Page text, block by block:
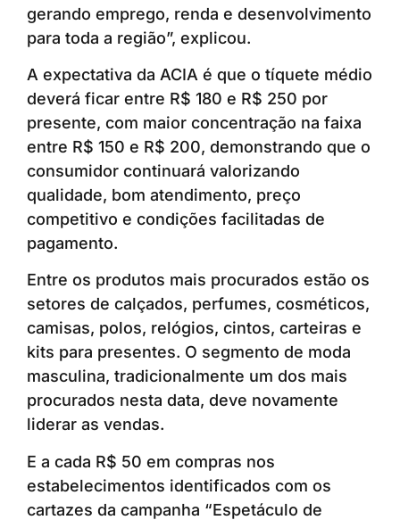
gerando emprego, renda e desenvolvimento
para toda a região”, explicou.
A expectativa da ACIA é que o tíquete médio
deverá ficar entre R$ 180 e R$ 250 por
presente, com maior concentração na faixa
entre R$ 150 e R$ 200, demonstrando que o
consumidor continuará valorizando
qualidade, bom atendimento, preço
competitivo e condições facilitadas de
pagamento.
Entre os produtos mais procurados estão os
setores de calçados, perfumes, cosméticos,
camisas, polos, relógios, cintos, carteiras e
kits para presentes. O segmento de moda
masculina, tradicionalmente um dos mais
procurados nesta data, deve novamente
liderar as vendas.
E a cada R$ 50 em compras nos
estabelecimentos identificados com os
cartazes da campanha “Espetáculo de